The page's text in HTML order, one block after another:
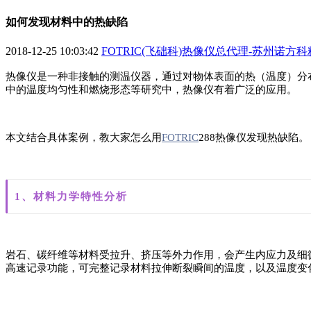
如何发现材料中的热缺陷
2018-12-25 10:03:42 FOTRIC(飞础科)热像仪总代理-苏州诺方
热像仪是一种非接触的测温仪器，通过对物体表面的热（温度）
中的温度均匀性和燃烧形态等研究中，热像仪有着广泛的应用。
本文结合具体案例，教大家怎么用FOTRIC288热像仪发现热缺陷。
1、材料力学特性分析
岩石、碳纤维等材料受拉升、挤压等外力作用，会产生内应力及
高速记录功能，可完整记录材料拉伸断裂瞬间的温度，以及温度